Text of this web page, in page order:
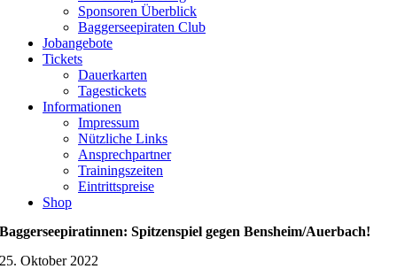
Sponsoren Überblick
Baggerseepiraten Club
Jobangebote
Tickets
Dauerkarten
Tagestickets
Informationen
Impressum
Nützliche Links
Ansprechpartner
Trainingszeiten
Eintrittspreise
Shop
Baggerseepiratinnen: Spitzenspiel gegen Bensheim/Auerbach!
25. Oktober 2022